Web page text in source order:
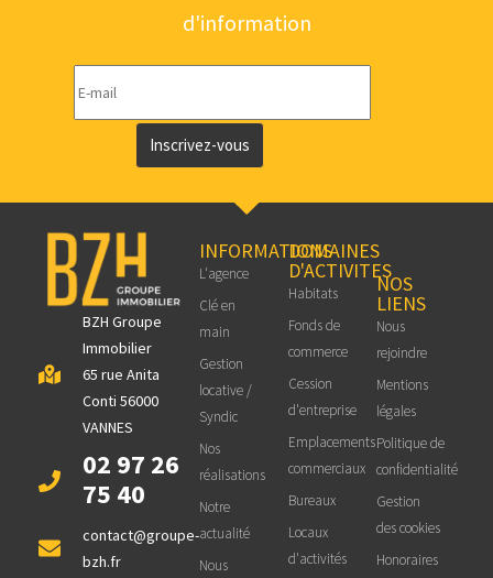
d'information
Inscrivez-vous
BZH Groupe
Immobilier
65 rue Anita
Conti 56000
VANNES
02 97 26
75 40
contact@groupe-
bzh.fr
INFORMATIONS
L'agence
Clé en
main
Gestion
locative /
Syndic
Nos
réalisations
Notre
actualité
Nous
DOMAINES
D'ACTIVITES
Habitats
Fonds de
commerce
Cession
d'entreprise
Emplacements
commerciaux
Bureaux
Locaux
d'activités
NOS
LIENS
Nous
rejoindre
Mentions
légales
Politique de
confidentialité
Gestion
des cookies
Honoraires